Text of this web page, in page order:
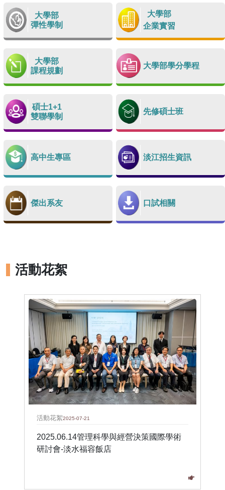
大學部
彈性學制
大學部
企業實習
大學部
課程規劃
大學部學分學程
碩士1+1
雙聯學制
先修碩士班
高中生專區 淡江招生資訊
傑出系友 口試相關
活動花絮
活動花絮2025-07-21
2025.06.14管理科學與經營決策國際學術
研討會-淡水福容飯店